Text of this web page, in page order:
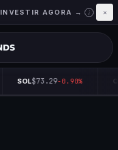
INVESTIR AGORA → i ×
SOL$73.29-0.90%